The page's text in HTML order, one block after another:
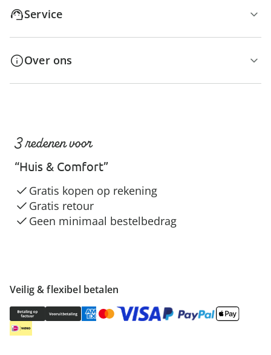
Service
Over ons
Veilig & flexibel betalen
3 redenen voor
“Huis & Comfort”
Gratis kopen op rekening
Gratis retour
Geen minimaal bestelbedrag